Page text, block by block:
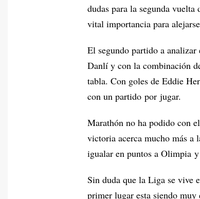
dudas para la segunda
vital importancia para
El segundo partido a
Danlí y con la combinación
tabla. Con goles de Eddie
con un partido por jugar.
Marathón no ha podido con
victoria acerca mucho más a
igualar en puntos a Olimpia
Sin duda que la Liga se vive
primer lugar esta siendo muy